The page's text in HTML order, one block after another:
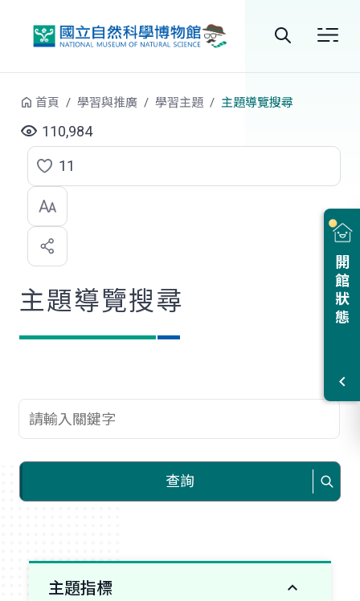
站
尋
開館狀態
首頁 學習與推廣 學習主題 主題導覽搜尋
110,984
點
選
喜
歡
11
主題導覽搜尋
查詢關鍵字
查詢
主題指標